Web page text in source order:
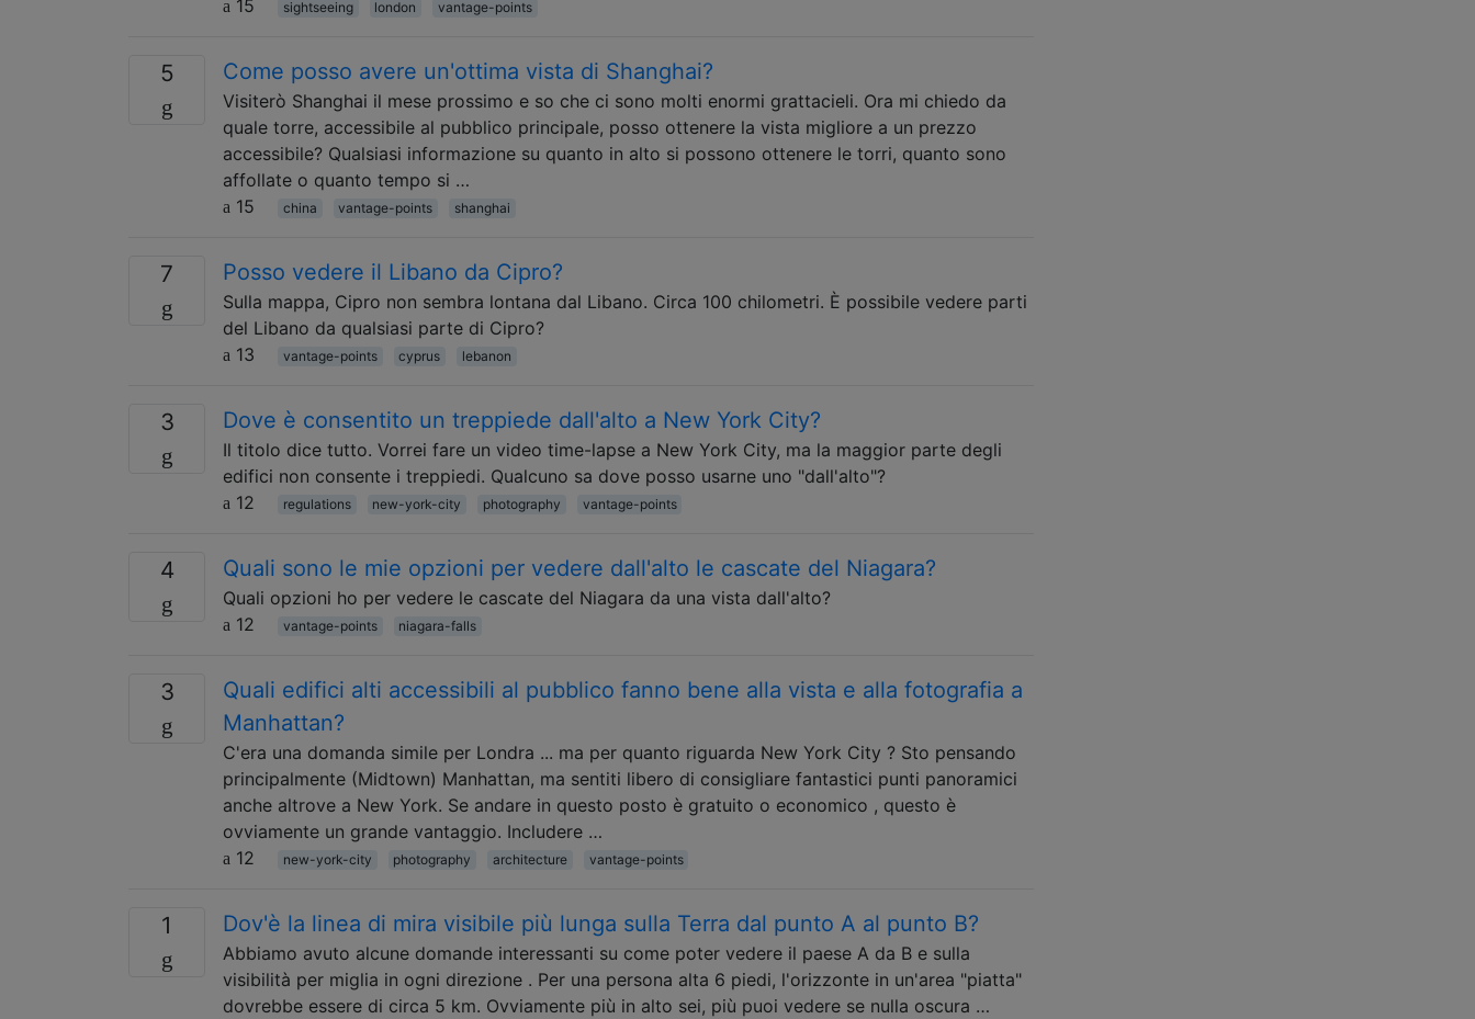
15
sightseeing london vantage-points
5 Come posso avere un'ottima vista di Shanghai?
Visiterò Shanghai il mese prossimo e so che ci sono molti enormi grattacieli. Ora mi chiedo da
quale torre, accessibile al pubblico principale, posso ottenere la vista migliore a un prezzo
accessibile? Qualsiasi informazione su quanto in alto si possono ottenere le torri, quanto sono
affollate o quanto tempo si …
15
china vantage-points shanghai
7 Posso vedere il Libano da Cipro?
Sulla mappa, Cipro non sembra lontana dal Libano. Circa 100 chilometri. È possibile vedere parti
del Libano da qualsiasi parte di Cipro?
13
vantage-points cyprus lebanon
3 Dove è consentito un treppiede dall'alto a New York City?
Il titolo dice tutto. Vorrei fare un video time-lapse a New York City, ma la maggior parte degli
edifici non consente i treppiedi. Qualcuno sa dove posso usarne uno "dall'alto"?
12
regulations new-york-city photography vantage-points
4 Quali sono le mie opzioni per vedere dall'alto le cascate del Niagara?
Quali opzioni ho per vedere le cascate del Niagara da una vista dall'alto?
12
vantage-points niagara-falls
3
Quali edifici alti accessibili al pubblico fanno bene alla vista e alla fotografia a
Manhattan?
C'era una domanda simile per Londra ... ma per quanto riguarda New York City ? Sto pensando
principalmente (Midtown) Manhattan, ma sentiti libero di consigliare fantastici punti panoramici
anche altrove a New York. Se andare in questo posto è gratuito o economico , questo è
ovviamente un grande vantaggio. Includere …
12
new-york-city photography architecture vantage-points
1 Dov'è la linea di mira visibile più lunga sulla Terra dal punto A al punto B?
Abbiamo avuto alcune domande interessanti su come poter vedere il paese A da B e sulla
visibilità per miglia in ogni direzione . Per una persona alta 6 piedi, l'orizzonte in un'area "piatta"
dovrebbe essere di circa 5 km. Ovviamente più in alto sei, più puoi vedere se nulla oscura …